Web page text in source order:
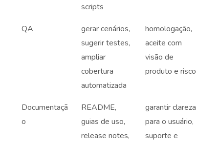
scripts
QA
gerar cenários,
sugerir testes,
ampliar
cobertura
automatizada
homologação,
aceite com
visão de
produto e risco
Documentaçã
o
README,
guias de uso,
release notes,
garantir clareza
para o usuário,
suporte e